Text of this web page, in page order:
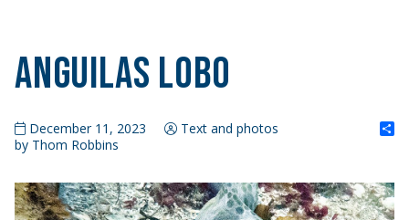
Anguilas lobo
December 11, 2023
Text and photos
by Thom Robbins